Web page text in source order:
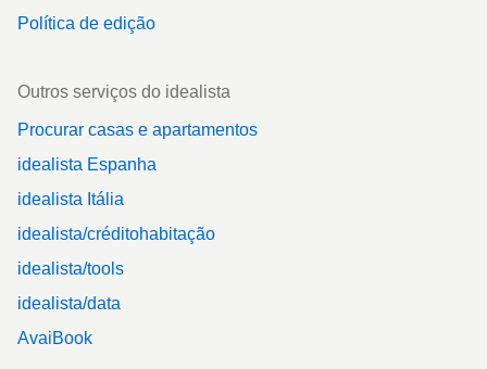
Política de edição
Outros serviços do idealista
Procurar casas e apartamentos
idealista Espanha
idealista Itália
idealista/créditohabitação
idealista/tools
idealista/data
AvaiBook